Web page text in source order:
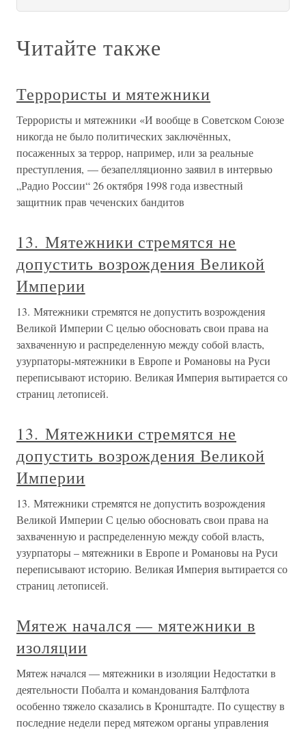
Читайте также
Террористы и мятежники
Террористы и мятежники «И вообще в Советском Союзе
никогда не было политических заключённых,
посаженных за террор, например, или за реальные
преступления, — безапелляционно заявил в интервью
„Радио России“ 26 октября 1998 года известный
защитник прав чеченских бандитов
13. Мятежники стремятся не
допустить возрождения Великой
Империи
13. Мятежники стремятся не допустить возрождения
Великой Империи С целью обосновать свои права на
захваченную и распределенную между собой власть,
узурпаторы-мятежники в Европе и Романовы на Руси
переписывают историю. Великая Империя вытирается со
страниц летописей.
13. Мятежники стремятся не
допустить возрождения Великой
Империи
13. Мятежники стремятся не допустить возрождения
Великой Империи С целью обосновать свои права на
захваченную и распределенную между собой власть,
узурпаторы – мятежники в Европе и Романовы на Руси
переписывают историю. Великая Империя вытирается со
страниц летописей.
Мятеж начался — мятежники в
изоляции
Мятеж начался — мятежники в изоляции Недостатки в
деятельности Побалта и командования Балтфлота
особенно тяжело сказались в Кронштадте. По существу в
последние недели перед мятежом органы управления